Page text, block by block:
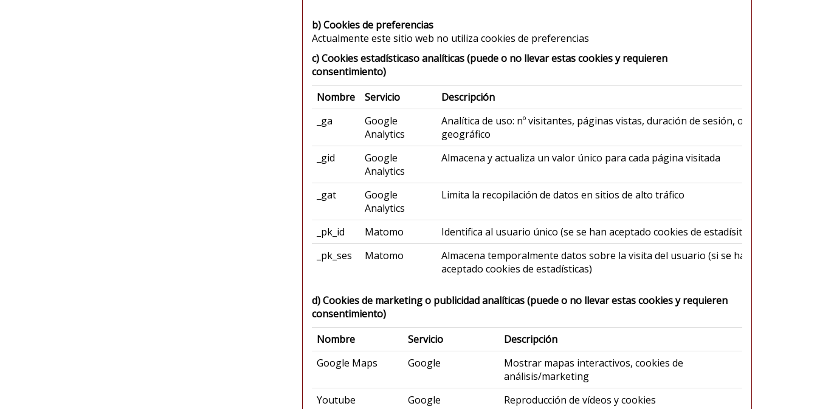
b) Cookies de preferencias
Actualmente este sitio web no utiliza cookies de preferencias
c) Cookies estadísticaso analíticas (puede o no llevar estas cookies y requieren
consentimiento)
Nombre
Servicio Descripción
_ga
Google
Analytics
Analítica de uso: nº visitantes, páginas vistas, duración de sesión, origen
geográfico
_gid
Google
Analytics
Almacena y actualiza un valor único para cada página visitada
_gat
Google
Analytics
Limita la recopilación de datos en sitios de alto tráfico
_pk_id Matomo Identifica al usuario único (se se han aceptado cookies de estadísiticas)
_pk_ses
Matomo
Almacena temporalmente datos sobre la visita del usuario (si se han
aceptado cookies de estadísticas)
d) Cookies de marketing o publicidad analíticas (puede o no llevar estas cookies y requieren
consentimiento)
Nombre
Servicio Descripción
Google Maps
Google
Mostrar mapas interactivos, cookies de
análisis/marketing
Youtube Google
Reproducción de vídeos y cookies